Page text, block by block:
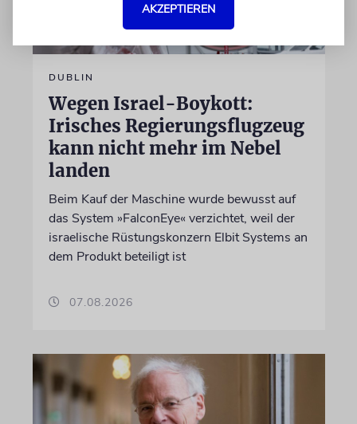
DUBLIN
Wegen Israel-Boykott:
Irisches Regierungsflugzeug
kann nicht mehr im Nebel
landen
Beim Kauf der Maschine wurde bewusst auf
das System »FalconEye« verzichtet, weil der
israelische Rüstungskonzern Elbit Systems an
dem Produkt beteiligt ist
07.08.2026
AKZEPTIEREN